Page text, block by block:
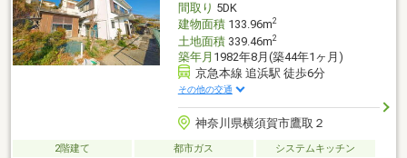
間取り 5DK
建物面積133.96m2
土地面積339.46m2
築年月 1982年8月(築44年1ヶ月)
京急本線 追浜駅 徒歩6分
その他の交通
神奈川県横須賀市鷹取２
2階建て 都市ガス
システムキッチン